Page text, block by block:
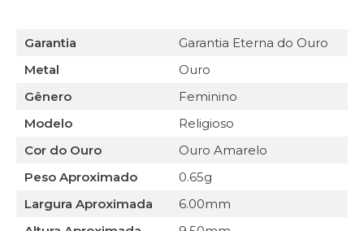
Garantia
Garantia Eterna do Ouro
Metal
Ouro
Gênero
Feminino
Modelo
Religioso
Cor do Ouro
Ouro Amarelo
Peso Aproximado
0.65g
Largura Aproximada
6.00mm